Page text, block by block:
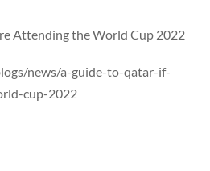
Attending the World Cup 2022
news/a-guide-to-qatar-if-
cup-2022